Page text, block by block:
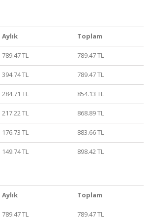
Aylık Toplam
789.47 TL 789.47 TL
394.74 TL 789.47 TL
284.71 TL 854.13 TL
217.22 TL 868.89 TL
176.73 TL 883.66 TL
149.74 TL 898.42 TL
Aylık Toplam
789.47 TL 789.47 TL